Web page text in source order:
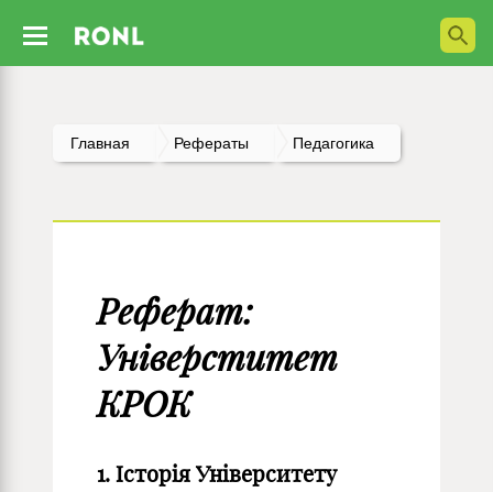
Главная Рефераты Педагогика
Реферат:
Універститет
КРОК
1. Історія Університету